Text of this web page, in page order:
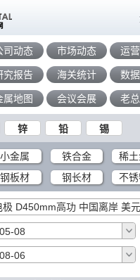
司动态 市场动态 运
究报告 海关统计 数
属地图 会议会展 老
锌 铅 锡
小金属 铁合金 稀
钢板材 钢长材 不锈
极 D450mm高功 中国离岸 美
08
06